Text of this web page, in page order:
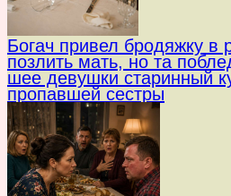
Богач привел бродяжку в
позлить мать, но та
шее девушки старинный
пропавшей сестры